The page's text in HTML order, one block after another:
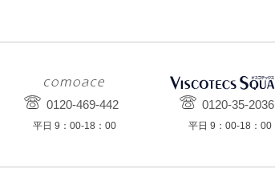
0120-469-442
平日 9：00-18：00
0120-35-2036
平日 9：00-18：00